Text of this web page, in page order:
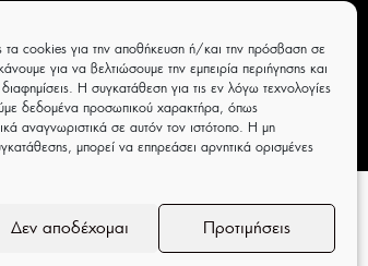
τα cookies για την αποθήκευση ή/και την πρόσβαση σε
για να βελτιώσουμε την εμπειρία περιήγησης και
Η συγκατάθεση για τις εν λόγω τεχνολογίες
δεδομένα προσωπικού χαρακτήρα, όπως
αναγνωριστικά σε αυτόν τον ιστότοπο. Η μη
μπορεί να επηρεάσει αρνητικά ορισμένες
Δεν αποδέχομαι Προτιμήσεις